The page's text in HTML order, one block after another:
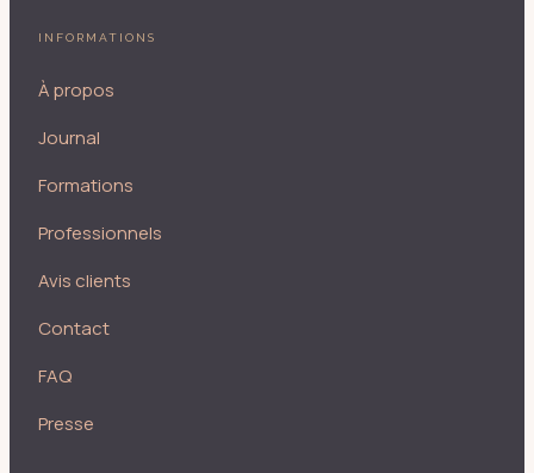
INFORMATIONS
À propos
Journal
Formations
Professionnels
Avis clients
Contact
FAQ
Presse